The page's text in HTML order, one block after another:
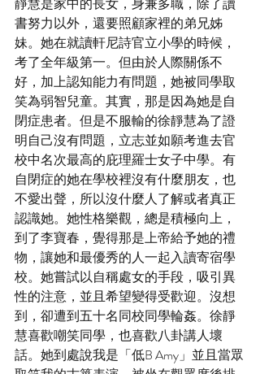
書努力以外，還要照顧家裡的弟兄姊
妹。她在就讀軒尼詩官立小學的時候，
考了全年級第一。但由於人際關係不
好，加上認知能力有問題，她被同學取
笑為弱智兒童。其實，那是因為她是自
閉症患者。但是不服輸的徐靜慧為了證
明自己沒有問題，立志並如願考進去官
校中名次最高的庇理羅士女子中學。有
自閉症的她在學校裡沒有什麼朋友，也
不愛出聲，所以沒什麼人了解或者真正
認識她。她性格樂觀，總是積極向上，
到了李寶春，覺得那是上帝給予她的禮
物，讓她和最優秀的人一起入讀寄宿學
校。她嘗試以自稱處女的手段，吸引異
性的注意，並且希望變得受歡迎。沒想
到，卻遭到五十名同校同學輪姦。徐靜
慧喜歡嘲笑同學，也喜歡八卦講人壞
話。她到處說我是「低B Amy」並且當眾